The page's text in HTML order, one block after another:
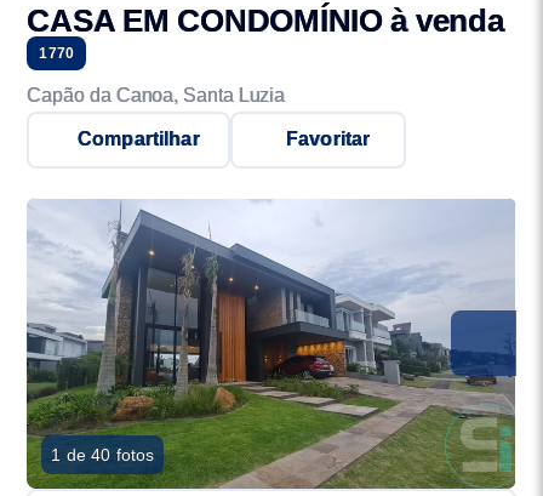
CASA EM CONDOMÍNIO à venda
1770
Capão da Canoa, Santa Luzia
Compartilhar Favoritar
1 de 40 fotos